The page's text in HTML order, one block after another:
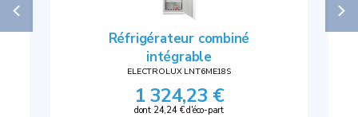
Réfrigérateur combiné
intégrable
ELECTROLUX LNT6ME18S
1 324,23 €
dont 24,24 € d'éco-part